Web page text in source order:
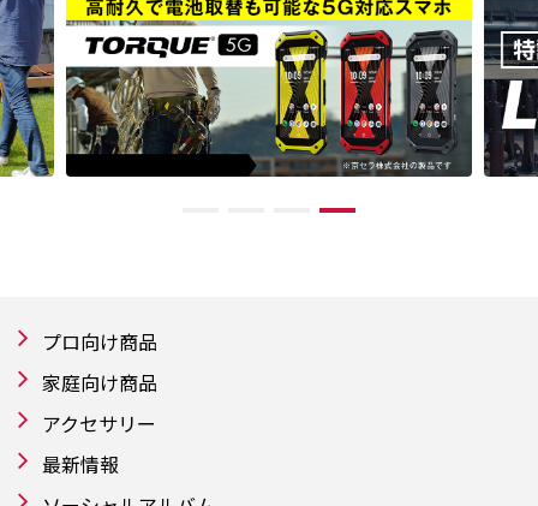
プロ向け商品
家庭向け商品
アクセサリー
最新情報